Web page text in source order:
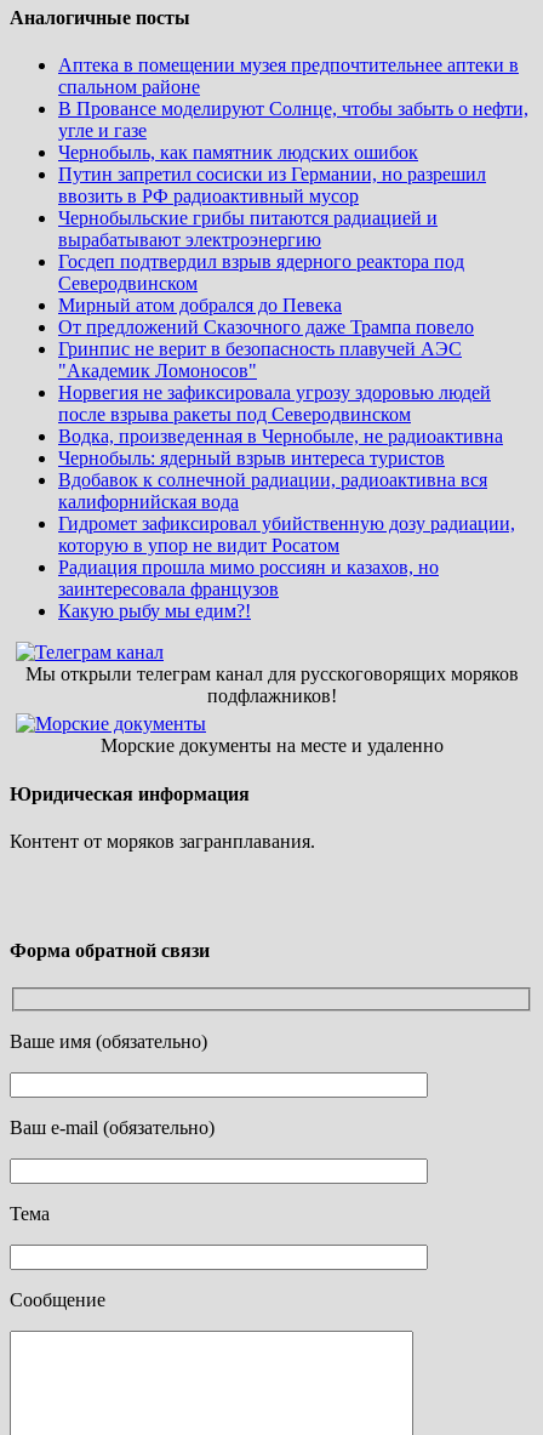
Аналогичные посты
Аптека в помещении музея предпочтительнее аптеки в
спальном районе
В Провансе моделируют Солнце, чтобы забыть о нефти,
угле и газе
Чернобыль, как памятник людских ошибок
Путин запретил сосиски из Германии, но разрешил
ввозить в РФ радиоактивный мусор
Чернобыльские грибы питаются радиацией и
вырабатывают электроэнергию
Госдеп подтвердил взрыв ядерного реактора под
Северодвинском
Мирный атом добрался до Певека
От предложений Сказочного даже Трампа повело
Гринпис не верит в безопасность плавучей АЭС
"Академик Ломоносов"
Норвегия не зафиксировала угрозу здоровью людей
после взрыва ракеты под Северодвинском
Водка, произведенная в Чернобыле, не радиоактивна
Чернобыль: ядерный взрыв интереса туристов
Вдобавок к солнечной радиации, радиоактивна вся
калифорнийская вода
Гидромет зафиксировал убийственную дозу радиации,
которую в упор не видит Росатом
Радиация прошла мимо россиян и казахов, но
заинтересовала французов
Какую рыбу мы едим?!
Мы открыли телеграм канал для русскоговорящих моряков
подфлажников!
Морские документы на месте и удаленно
Юридическая информация
Контент от моряков загранплавания.
Форма обратной связи
Ваше имя (обязательно)
Ваш e-mail (обязательно)
Тема
Сообщение